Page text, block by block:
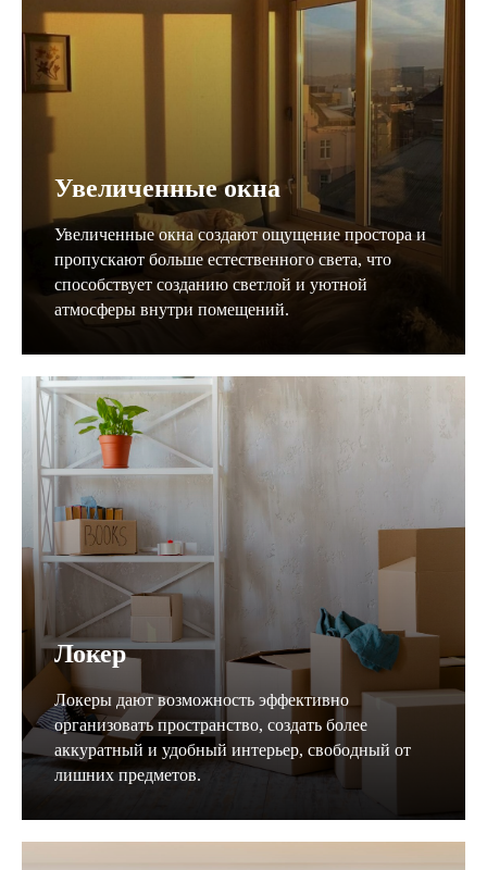
Увеличенные окна
Увеличенные окна создают ощущение простора и
пропускают больше естественного света, что
способствует созданию светлой и уютной
атмосферы внутри помещений.
Локер
Локеры дают возможность эффективно
организовать пространство, создать более
аккуратный и удобный интерьер, свободный от
лишних предметов.